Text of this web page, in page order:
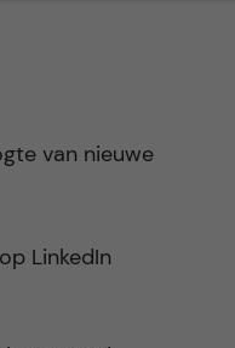
van nieuwe
LinkedIn